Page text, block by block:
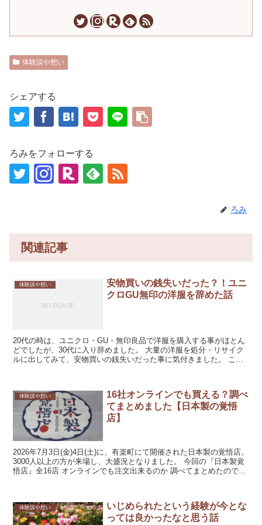
体験談や想い
シェアする
ろみをフォローする
ろみ
関連記事
体験談や想い
安物買いの銭失いだった？！ユニ
クロGU無印の洋服を辞めた話
20代の時は、ユニクロ・GU・無印良品で洋服を購入する事がほとん
どでしたが、30代に入り辞めました。 大量の洋服を処分・リサイク
ルに出してみて、安物買いの銭失いだった事に気付きました。 この5
体験談や想い
16社オンラインでも買える？調べ
てまとめました【日本製の覚悟
店】
2026年7月3日(金)4日(土)に、有楽町にて開催された日本製の覚悟店。
3000人以上の方が来場し、大盛況となりました。 今回の『日本製覚
悟店』全16店 オンラインでも注文出来るのか 調べてまとめたので、
体験談や想い
いじめられたという経験が今とな
っては良かったなと思う話